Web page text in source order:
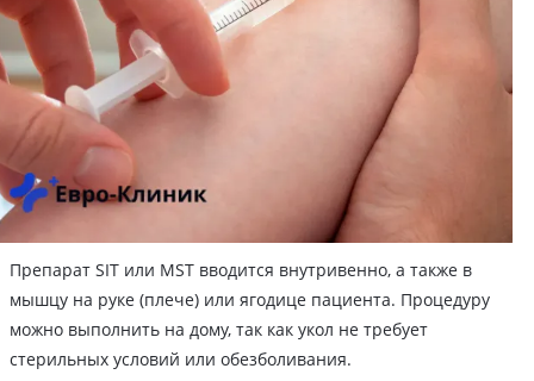
Препарат SIT или MST вводится внутривенно, а также в
мышцу на руке (плече) или ягодице пациента. Процедуру
можно выполнить на дому, так как укол не требует
стерильных условий или обезболивания.